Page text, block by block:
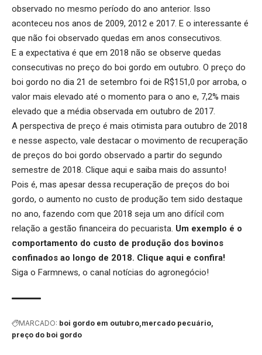
observado no mesmo período do ano anterior. Isso
aconteceu nos anos de 2009, 2012 e 2017. E o interessante é
que não foi observado quedas em anos consecutivos.
E a expectativa é que em 2018 não se observe quedas
consecutivas no preço do boi gordo em outubro. O preço do
boi gordo no dia 21 de setembro foi de R$151,0 por arroba, o
valor mais elevado até o momento para o ano e, 7,2% mais
elevado que a média observada em outubro de 2017.
A perspectiva de preço é mais otimista para outubro de 2018
e nesse aspecto, vale destacar o movimento de recuperação
de preços do boi gordo observado a partir do segundo
semestre de 2018. Clique aqui e saiba mais do assunto!
Pois é, mas apesar dessa recuperação de preços do boi
gordo, o aumento no custo de produção tem sido destaque
no ano, fazendo com que 2018 seja um ano difícil com
relação a gestão financeira do pecuarista. Um exemplo é o
comportamento do custo de produção dos bovinos
confinados ao longo de 2018. Clique aqui e confira!
Siga o Farmnews, o canal notícias do agronegócio!
MARCADO: boi gordo em outubro mercado pecuário
preço do boi gordo